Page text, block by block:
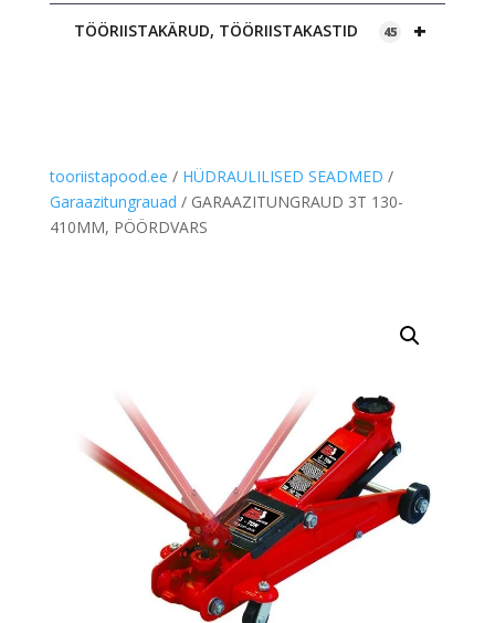
+
TÖÖRIISTAKÄRUD, TÖÖRIISTAKASTID 45
tooriistapood.ee / HÜDRAULILISED SEADMED /
Garaazitungrauad / GARAAZITUNGRAUD 3T 130-
410MM, PÖÖRDVARS